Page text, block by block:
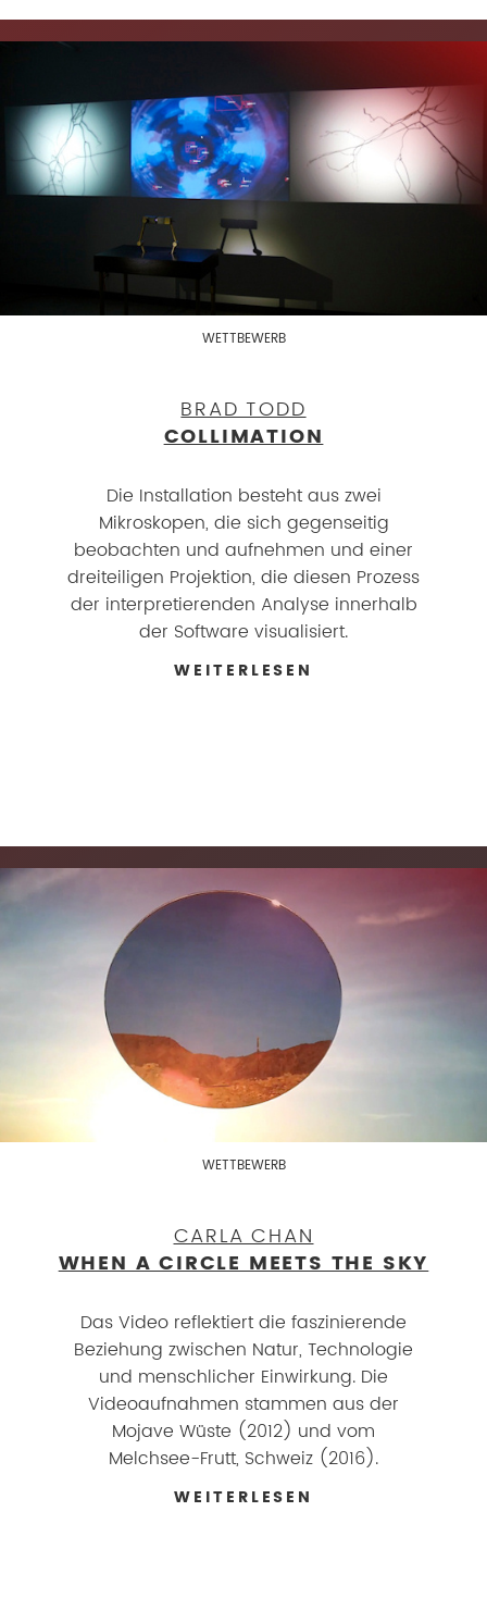
WETTBEWERB
BRAD TODD
COLLIMATION
Die Installation besteht aus zwei
Mikroskopen, die sich gegenseitig
beobachten und aufnehmen und einer
dreiteiligen Projektion, die diesen Prozess
der interpretierenden Analyse innerhalb
der Software visualisiert.
WEITERLESEN
WETTBEWERB
CARLA CHAN
WHEN A CIRCLE MEETS THE SKY
Das Video reflektiert die faszinierende
Beziehung zwischen Natur, Technologie
und menschlicher Einwirkung. Die
Videoaufnahmen stammen aus der
Mojave Wüste (2012) und vom
Melchsee-Frutt, Schweiz (2016).
WEITERLESEN